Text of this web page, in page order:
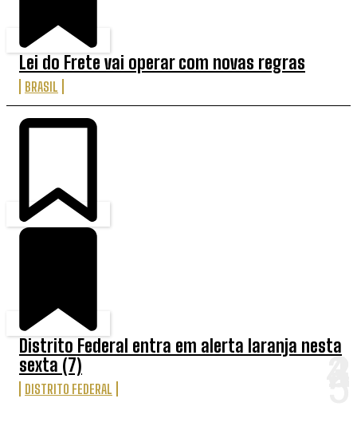
Lei do Frete vai operar com novas regras
BRASIL
Distrito Federal entra em alerta laranja nesta
sexta (7)
DISTRITO FEDERAL